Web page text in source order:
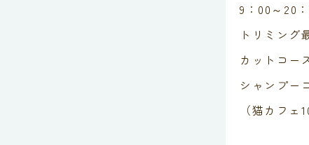
9：00～20
トリミング
カットコ
シャンプー
（猫カフェ